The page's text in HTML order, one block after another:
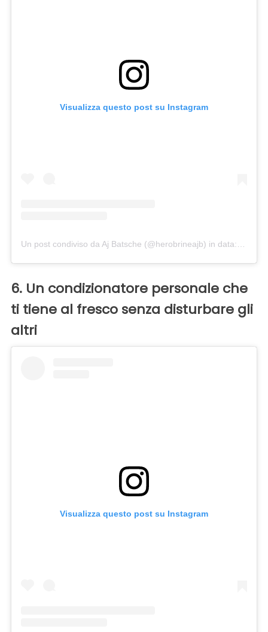
Visualizza questo post su Instagram
Un post condiviso da Aj Batsche (@herobrineajb) in data:
6. Un condizionatore personale che
ti tiene al fresco senza disturbare gli
altri
Visualizza questo post su Instagram